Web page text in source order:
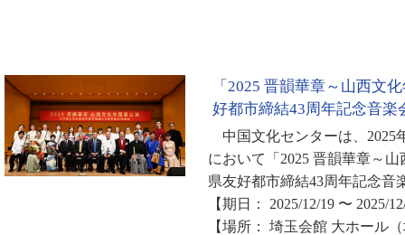
「2025 晋韻華章～山西文
好都市締結43周年記念音楽
中国文化センターは、2025
において「2025 晋韻華章～
県友好都市締結43周年記念音
【期日： 2025/12/19 〜 2025/
【場所： 埼玉会館 大ホール